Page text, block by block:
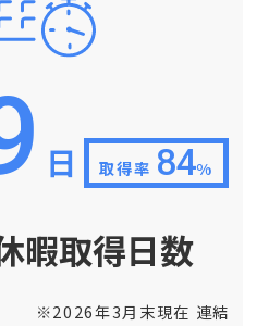
日 取得率 84%
暇取得日数
※2026年3月末現在 連結